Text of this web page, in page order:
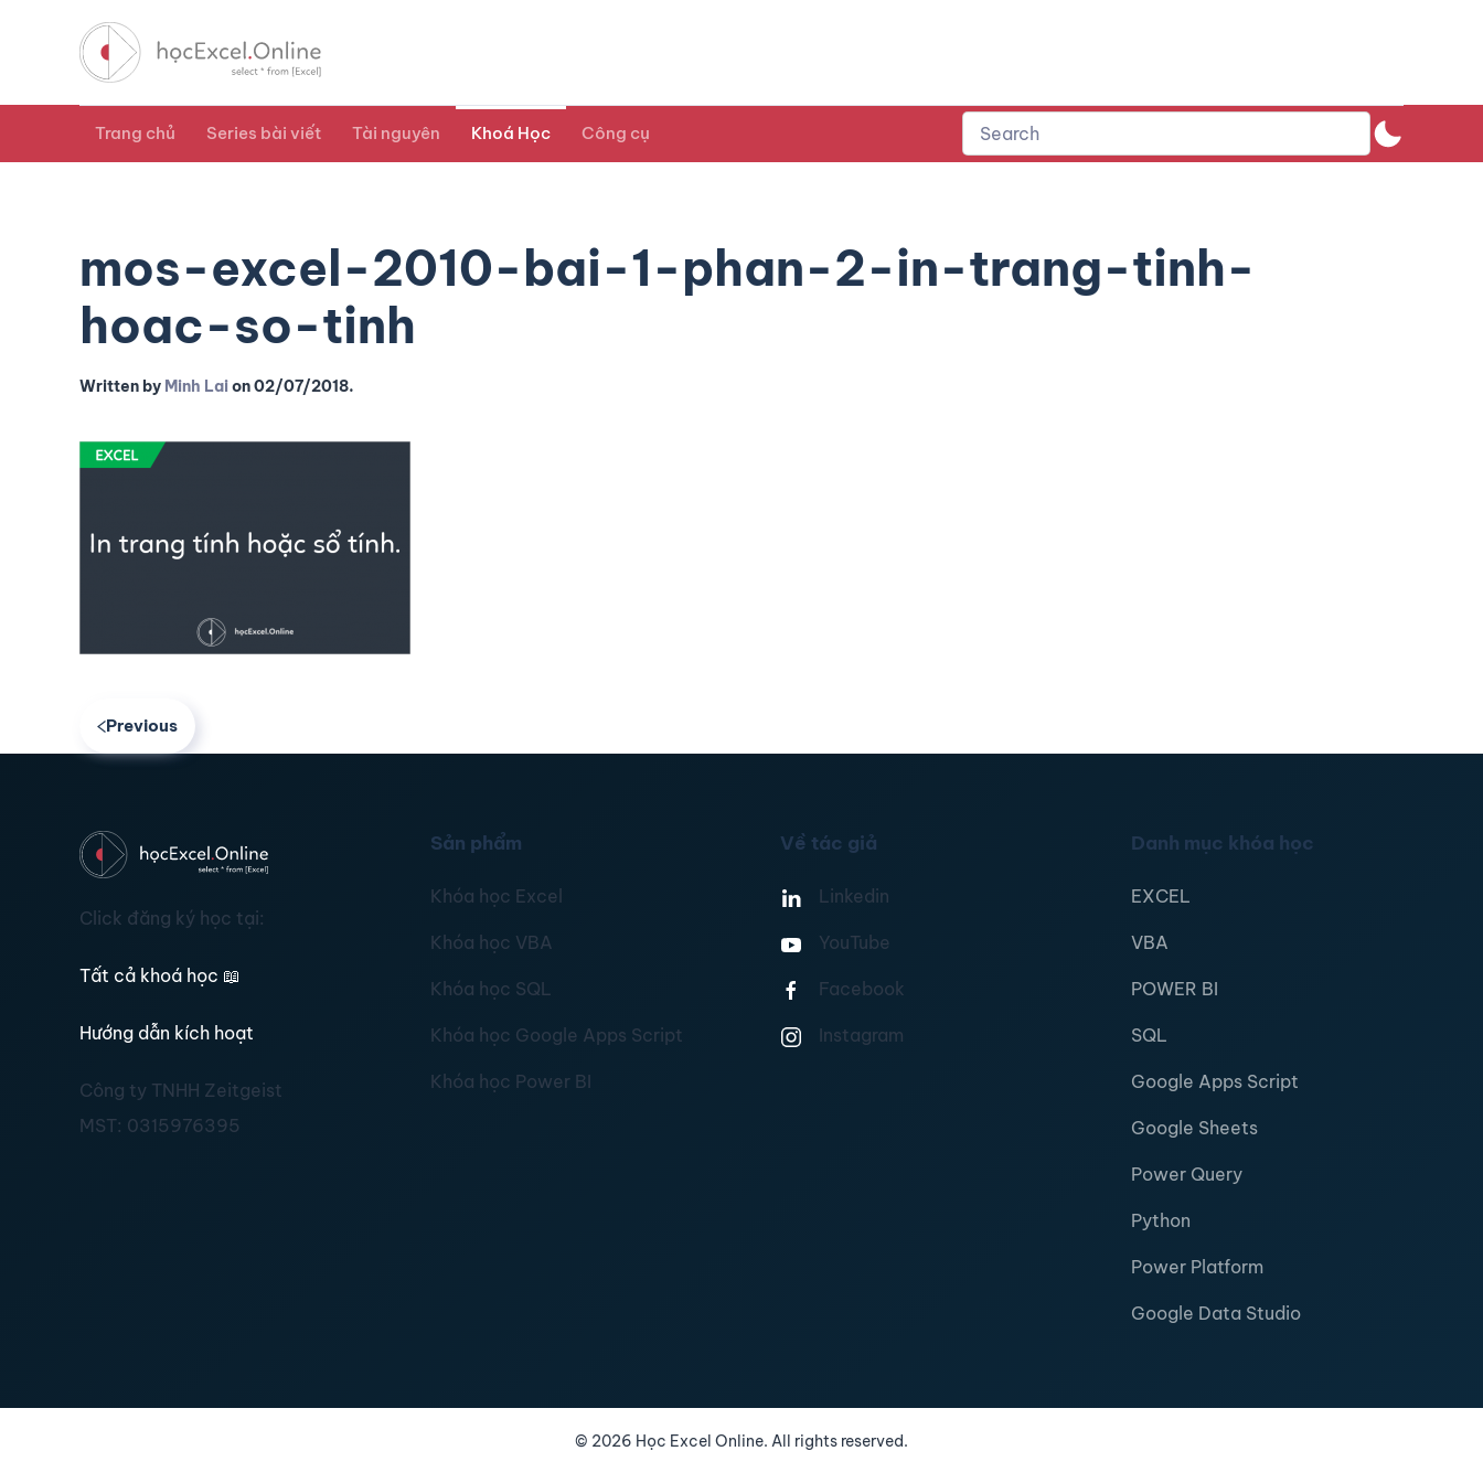
Trang chủ Series bài viết Tài nguyên Khoá Học Công cụ
mos-excel-2010-bai-1-phan-2-in-trang-tinh-
hoac-so-tinh
Written by Minh Laion02/07/2018.
Previous
Click đăng ký học tại:
Tất cả khoá học 📖
Hướng dẫn kích hoạt
Công ty TNHH Zeitgeist
MST: 0315976395
Sản phẩm
Khóa học Excel
Khóa học VBA
Khóa học SQL
Khóa học Google Apps Script
Khóa học Power BI
Về tác giả
Linkedin
YouTube
Facebook
Instagram
Danh mục khóa học
EXCEL
VBA
POWER BI
SQL
Google Apps Script
Google Sheets
Power Query
Python
Power Platform
Google Data Studio
© 2026 Học Excel Online. All rights reserved.